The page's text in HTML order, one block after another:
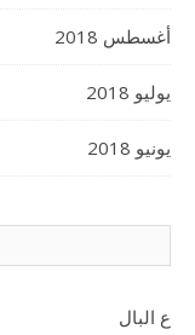
أغسطس 2018
يوليو 2018
يونيو 2018
ع البال